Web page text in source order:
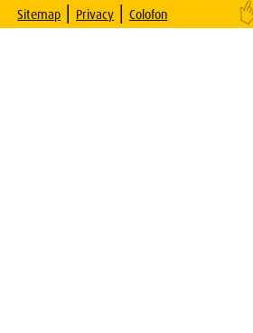
Sitemap | Privacy |Colofon